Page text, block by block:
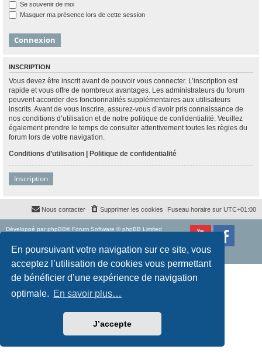
En poursuivant votre navigation sur ce site, vous
acceptez l’utilisation de cookies vous permettant
de bénéficier d’une expérience de navigation
optimale. En savoir plus…
J’accepte
Se souvenir de moi
Masquer ma présence lors de cette session
INSCRIPTION
Vous devez être inscrit avant de pouvoir vous connecter. L’inscription est
rapide et vous offre de nombreux avantages. Les administrateurs du forum
peuvent accorder des fonctionnalités supplémentaires aux utilisateurs
inscrits. Avant de vous inscrire, assurez-vous d’avoir pris connaissance de
nos conditions d’utilisation et de notre politique de confidentialité. Veuillez
également prendre le temps de consulter attentivement toutes les règles du
forum lors de votre navigation.
Conditions d’utilisation | Politique de confidentialité
Inscription
Fuseau horaire sur UTC+01:00
Supprimer les cookies
Nous contacter
Développé par phpBB® Forum Software © phpBB Limited
Style
par © Mazeltof
2017
Confidentialité|Conditions